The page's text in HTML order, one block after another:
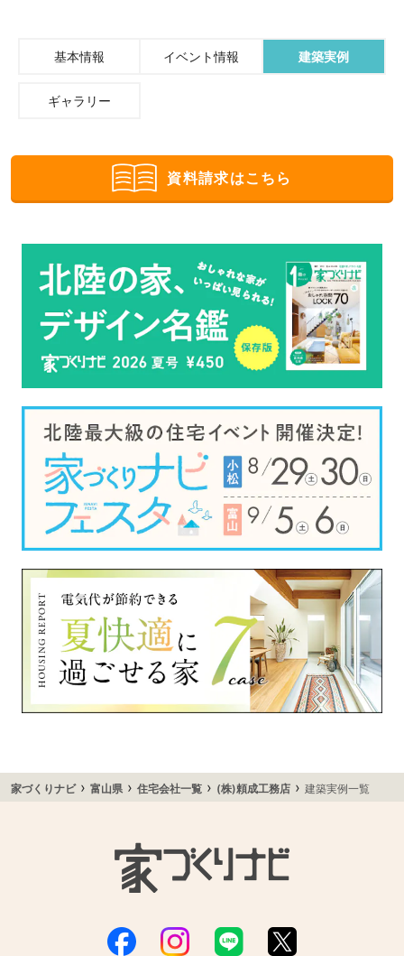
基本情報 イベント情報 建築実例
ギャラリー
資料請求はこちら
家づくりナビ› 富山県 › 住宅会社一覧 › (株)頼成工務店 › 建築実例一覧